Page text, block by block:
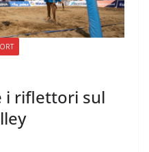
i riflettori sul